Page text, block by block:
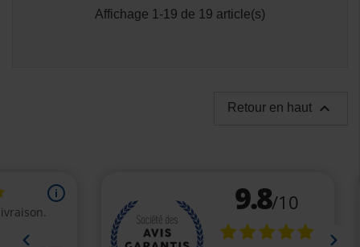
Affichage 1-19 de 19 article(s)
Retour en haut 